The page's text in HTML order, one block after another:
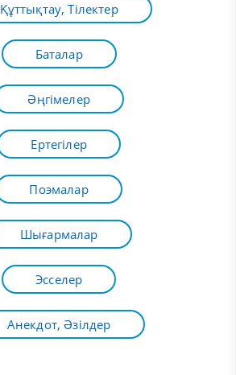
Құттықтау, Тілектер
Баталар
Әңгімелер
Ертегілер
Поэмалар
Шығармалар
Эсселер
Анекдот, Әзілдер